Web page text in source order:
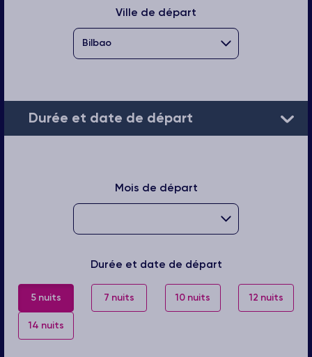
Ville de départ
Durée et date de départ
Mois de départ
Durée et date de départ
5 nuits 7 nuits 10 nuits 12 nuits
14 nuits